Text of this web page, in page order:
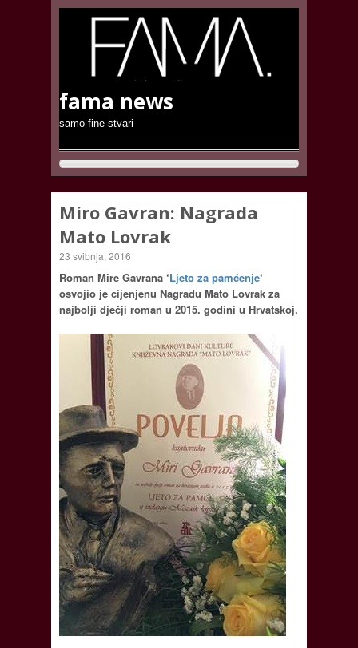
fama news
samo fine stvari
Miro Gavran: Nagrada
Mato Lovrak
23 svibnja, 2016
Roman Mire Gavrana ‘Ljeto za pamćenje‘
osvojio je cijenjenu Nagradu Mato Lovrak za
najbolji dječji roman u 2015. godini u Hrvatskoj.